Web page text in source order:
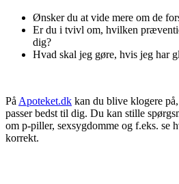
Ønsker du at vide mere om de
Er du i tvivl om, hvilken
dig?
Hvad skal jeg gøre, hvis jeg har
På Apoteket.dk kan du blive klogere
passer bedst til dig. Du kan stille
om p-piller, sexsygdomme og f.eks. se
korrekt.